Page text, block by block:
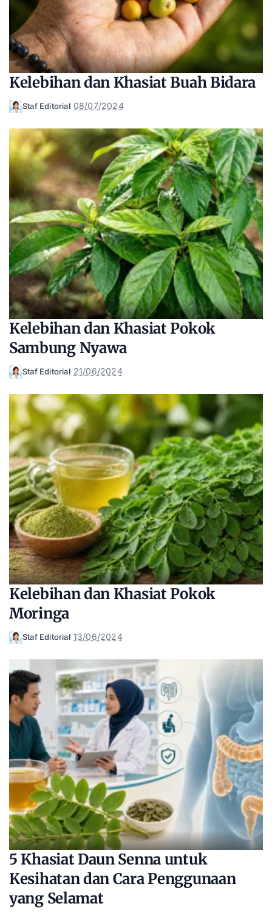
Kelebihan dan Khasiat Buah Bidara
Posted
Staf Editorial 08/07/2024
Kelebihan dan Khasiat Pokok
Sambung Nyawa
Posted
Staf Editorial 21/06/2024
Kelebihan dan Khasiat Pokok
Moringa
Posted
Staf Editorial 13/06/2024
5 Khasiat Daun Senna untuk
Kesihatan dan Cara Penggunaan
yang Selamat